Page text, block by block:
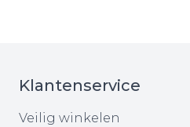
Klantenservice
Veilig winkelen